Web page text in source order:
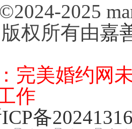
情
2025
权所有由嘉
完美婚约网
作
备